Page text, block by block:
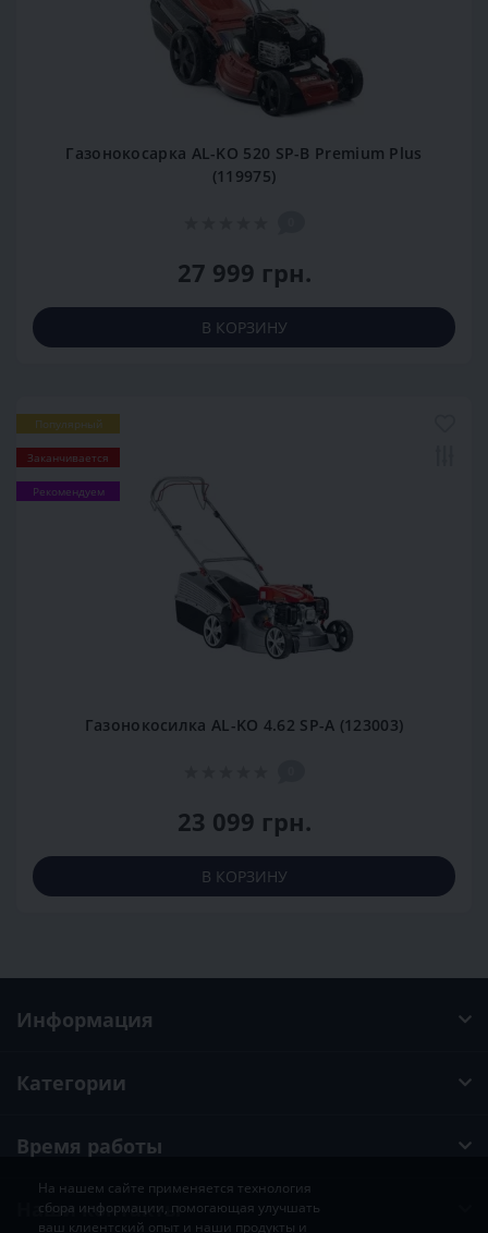
Газонокосарка AL-KO 520 SP-B Premium Plus
(119975)
27 999 грн.
В КОРЗИНУ
Популярный
Заканчивается
Рекомендуем
Газонокосилка AL-KO 4.62 SP-A (123003)
23 099 грн.
В КОРЗИНУ
Информация
Категории
Время работы
Наши контакты
На нашем сайте применяется технология
сбора информации, помогающая улучшать
ваш клиентский опыт и наши продукты и